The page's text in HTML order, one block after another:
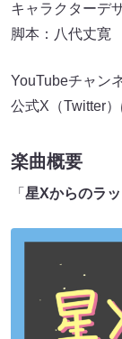
キャラクターデ
脚本：八代丈寛
YouTubeチャン
公式X（Twitter）
楽曲概要
「 星Xからのラッ